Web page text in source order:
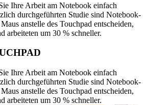
Ihre Arbeit am Notebook einfach
durchgeführten Studie sind Notebook-
anstelle des Touchpad entscheiden,
arbeiteten um 30 % schneller.
Ihre Arbeit am Notebook einfach
durchgeführten Studie sind Notebook-
anstelle des Touchpad entscheiden,
arbeiteten um 30 % schneller.